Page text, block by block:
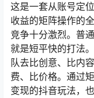
这是一套从账号定
收益的矩阵操作的
竞争十分激烈。普
就是短平快的打法
队去比创意、比内
费、比价格。通过
变现的抖音玩法，